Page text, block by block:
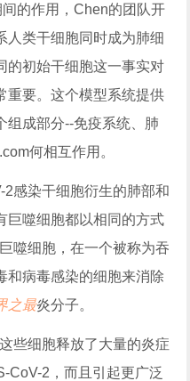
的作用，Chen的团队开
人类干细胞同时成为肺细
的初始干细胞这一事实对
重要。这个模型系统提供
组成部分--免疫系统、肺
何相互作用。
感染干细胞衍生的肺部和
巨噬细胞都以相同的方式
噬细胞，在一个被称为吞
和病毒感染的细胞来消除
之最炎分子。
些细胞释放了大量的炎症
CoV-2，而且引起更广泛